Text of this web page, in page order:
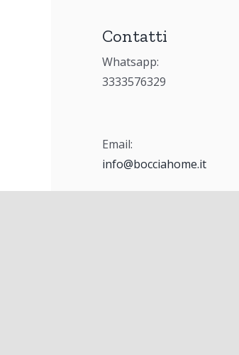
Contatti
Whatsapp:
3333576329
Email:
info@bocciahome.it
Via Provinciale 63,